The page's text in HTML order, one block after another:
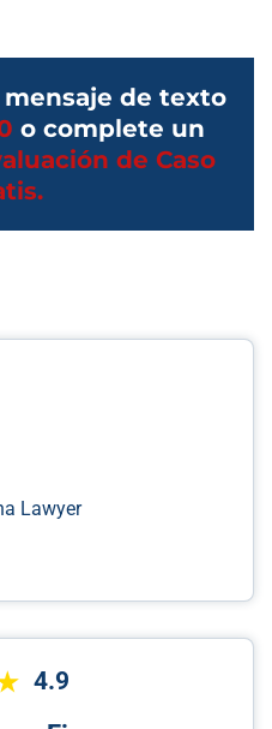
de texto
o complete un
de Caso
Lawyer
4.9